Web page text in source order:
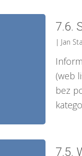
7.6.
| Jan
(web
bez
7.5.